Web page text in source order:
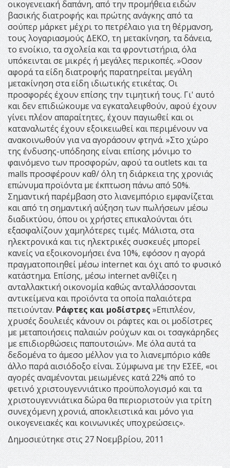
οικογενειακή δαπάνη, από την προμήθεια ειδών
βασικής διατροφής και πρώτης ανάγκης από τα
σούπερ μάρκετ μέχρι το πετρέλαιο για τη θέρμανση,
τους λογαριασμούς ΔΕΚΟ, τη μετακίνηση, τα δάνεια,
το ενοίκιο, τα σχολεία και τα φροντιστήρια, όλα
υπόκεινται σε μικρές ή μεγάλες περικοπές. »Οσον
αφορά τα είδη διατροφής παρατηρείται μεγάλη
μετακίνηση στα είδη ιδιωτικής ετικέτας. Οι
προσφορές έχουν επίσης την τιμητική τους. Γι' αυτό
και δεν επιδιώκουμε να εγκαταλειφθούν, αφού έχουν
γίνει πλέον απαραίτητες, έχουν παγιωθεί και οι
καταναλωτές έχουν εξοικειωθεί και περιμένουν να
ανακοινωθούν για να αγοράσουν φτηνά. »Στο χώρο
της ένδυσης-υπόδησης είναι επίσης μόνιμο το
φαινόμενο των προσφορών, αφού τα outlets και τα
malls προσφέρουν καθ/ όλη τη διάρκεια της χρονιάς
επώνυμα προϊόντα με έκπτωση πάνω από 50%.
Σημαντική παρέμβαση στο λιανεμπόριο εμφανίζεται
και από τη σημαντική αύξηση των πωλήσεων μέσω
διαδικτύου, όπου οι χρήστες επικαλούνται ότι
εξασφαλίζουν χαμηλότερες τιμές. Μάλιστα, στα
ηλεκτρονικά και τις ηλεκτρικές συσκευές μπορεί
κανείς να εξοικονομήσει ένα 10%, εφόσον η αγορά
πραγματοποιηθεί μέσω internet και όχι από το φυσικό
κατάστημα. Επίσης, μέσω internet ανθίζει η
ανταλλακτική οικονομία καθώς ανταλλάσσονται
αντικείμενα και προϊόντα τα οποία παλαιότερα
πετιούνταν. Ράφτες και μοδίστρες »Επιπλέον,
χρυσές δουλειές κάνουν οι ράφτες και οι μοδίστρες
με μεταποιήσεις παλαιών ρούχων και οι τσαγκάρηδες
με επιδιορθώσεις παπουτσιών». Με όλα αυτά τα
δεδομένα το άμεσο μέλλον για το λιανεμπόριο κάθε
άλλο παρά αισιόδοξο είναι. Σύμφωνα με την ΕΣΕΕ, «οι
αγορές αναμένονται μειωμένες κατά 22% από το
φετινό χριστουγεννιάτικο προϋπολογισμό και τα
χριστουγεννιάτικα δώρα θα περιοριστούν για τρίτη
συνεχόμενη χρονιά, αποκλειστικά και μόνο για
οικογενειακές και κοινωνικές υποχρεώσεις».
Δημοσιεύτηκε στις 27 Νοεμβρίου, 2011